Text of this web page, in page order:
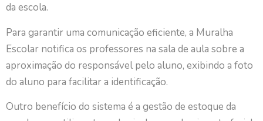
da escola.
Para garantir uma comunicação eficiente, a Muralha
Escolar notifica os professores na sala de aula sobre a
aproximação do responsável pelo aluno, exibindo a foto
do aluno para facilitar a identificação.
Outro benefício do sistema é a gestão de estoque da